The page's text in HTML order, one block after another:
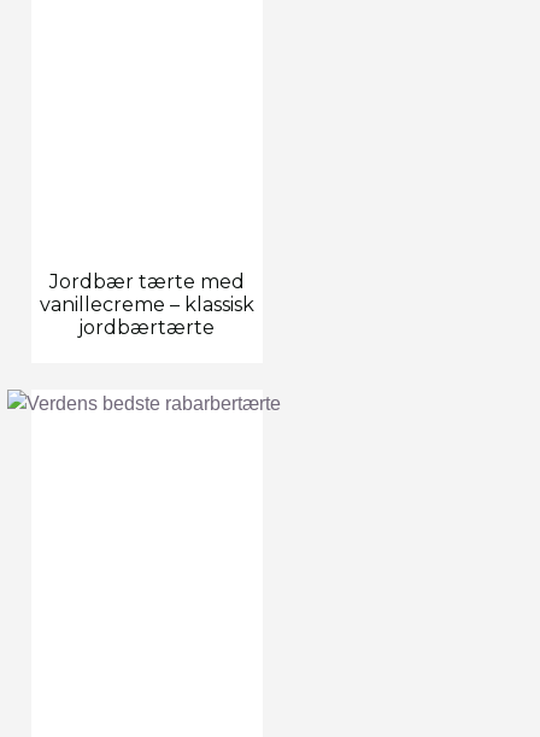
Jordbær tærte med
vanillecreme – klassisk
jordbærtærte